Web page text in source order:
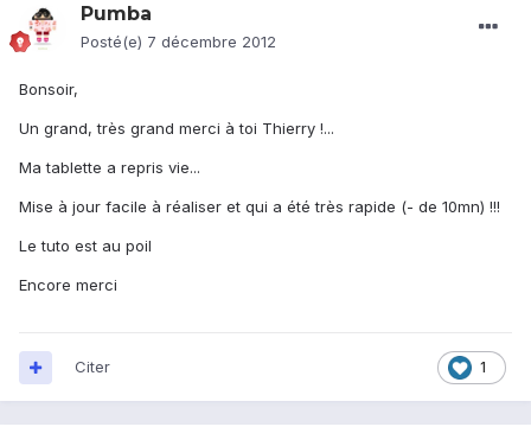
Pumba
Posté(e) 7 décembre 2012
Bonsoir,
Un grand, très grand merci à toi Thierry !...
Ma tablette a repris vie...
Mise à jour facile à réaliser et qui a été très rapide (- de 10mn) !!!
Le tuto est au poil
Encore merci
1
Citer